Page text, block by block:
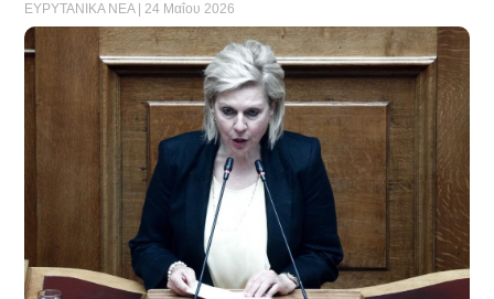
ΕΥΡΥΤΑΝΙΚΑ ΝΕΑ 24 Μαΐου 2026